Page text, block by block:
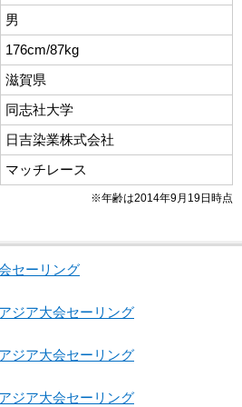
男
176cm/87kg
滋賀県
同志社大学
日吉染業株式会社
マッチレース
※年齢は2014年9月19日時点
セーリング
ジア大会セーリング
ジア大会セーリング
ジア大会セーリング